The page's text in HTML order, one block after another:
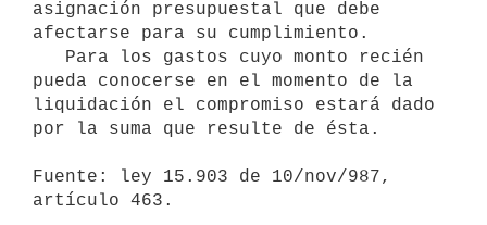
asignación presupuestal que debe
afectarse para su cumplimiento.
pueda conocerse en el momento de la
liquidación el compromiso estará dado
por la suma que resulte de ésta.
Fuente: ley 15.903 de 10/nov/987,
artículo 463.